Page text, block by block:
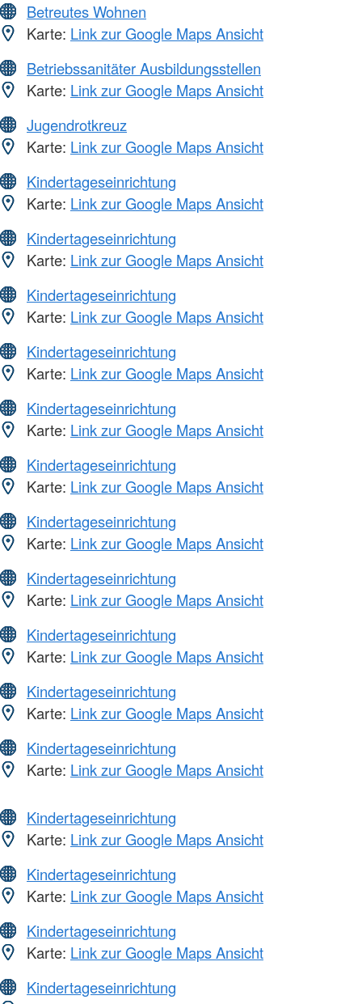
Betreutes Wohnen
Karte: Link zur Google Maps Ansicht
Betriebssanitäter Ausbildungsstellen
Karte: Link zur Google Maps Ansicht
Jugendrotkreuz
Karte: Link zur Google Maps Ansicht
Kindertageseinrichtung
Karte: Link zur Google Maps Ansicht
Kindertageseinrichtung
Karte: Link zur Google Maps Ansicht
Kindertageseinrichtung
Karte: Link zur Google Maps Ansicht
Kindertageseinrichtung
Karte: Link zur Google Maps Ansicht
Kindertageseinrichtung
Karte: Link zur Google Maps Ansicht
Kindertageseinrichtung
Karte: Link zur Google Maps Ansicht
Kindertageseinrichtung
Karte: Link zur Google Maps Ansicht
Kindertageseinrichtung
Karte: Link zur Google Maps Ansicht
Kindertageseinrichtung
Karte: Link zur Google Maps Ansicht
Kindertageseinrichtung
Karte: Link zur Google Maps Ansicht
Kindertageseinrichtung
Karte: Link zur Google Maps Ansicht
Kindertageseinrichtung
Karte: Link zur Google Maps Ansicht
Kindertageseinrichtung
Karte: Link zur Google Maps Ansicht
Kindertageseinrichtung
Karte: Link zur Google Maps Ansicht
Kindertageseinrichtung